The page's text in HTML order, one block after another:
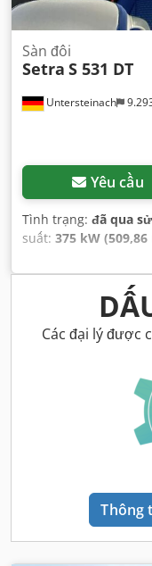
Untersteinach
Sàn đôi
Setra S 531 DT
Yêu cầu
Tình trạng: đã qua
suất: 375 kW
bánh răng:tự động,
, phanh:bộ
ABS, chương trình
chống trộm
hành trình, kiểm
Các đại lý được
Thông